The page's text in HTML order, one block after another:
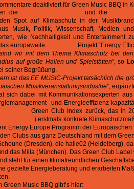
deaktiviertfür Green Music BBQ in
die
und die
Spot auf Klimaschutz in der
Musik, Politik, Wissenschaft, Medien
wie Nachhaltigkeit und Entertainment
europaweite
Projekt “Energy
wir mit dem Thema Klimaschutz bei
auf große Hallen und Spielstätten“, so
seiner Begrüßung.
ist das EE MUSIC-Projekt tatsächlich die
Musikveranstaltungsindustrie“,
sich dabei mit Kommunikationsexperten
und Energieeffizienz-
Green Club Index zurück, das in
Ehrenfeld) erstmals konkrete
Energy Europe Programm der
Clubs aus ganz Deutschland mit dem
(Dresden), die halle02 (Heidelberg),
das Milla (München). Das Green Club
steht für einen klimafreundlichen
gezielte Energieberatung und erarbeiten
Music BBQ gibt’s hier: